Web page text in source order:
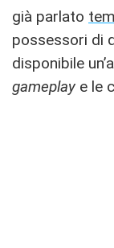
già parlato
possessori di
disponibile
gameplay e le